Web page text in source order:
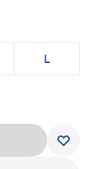
L